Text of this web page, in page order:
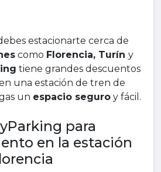
estacionarte cerca de
como Florencia, Turín y
tiene grandes descuentos
una estación de tren de
un espacio seguro y fácil.
para
en la estación